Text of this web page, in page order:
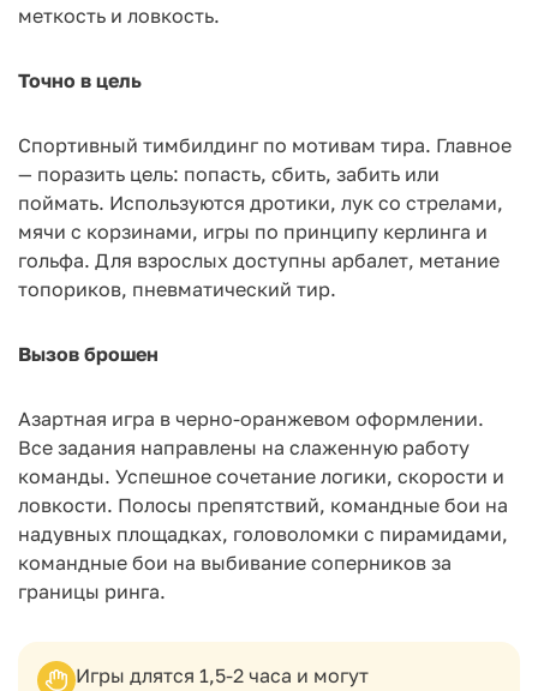
меткость и ловкость.
Точно в цель
Спортивный тимбилдинг по мотивам тира. Главное
— поразить цель: попасть, сбить, забить или
поймать. Используются дротики, лук со стрелами,
мячи с корзинами, игры по принципу керлинга и
гольфа. Для взрослых доступны арбалет, метание
топориков, пневматический тир.
Вызов брошен
Азартная игра в черно-оранжевом оформлении.
Все задания направлены на слаженную работу
команды. Успешное сочетание логики, скорости и
ловкости. Полосы препятствий, командные бои на
надувных площадках, головоломки с пирамидами,
командные бои на выбивание соперников за
границы ринга.
Игры длятся 1,5-2 часа и могут